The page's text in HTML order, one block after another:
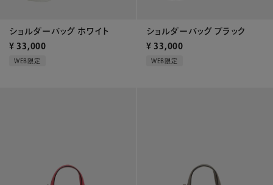
ショルダーバッグ ホワイト
¥ 33,000
WEB限定
ショルダーバッグ ブラック
¥ 33,000
WEB限定